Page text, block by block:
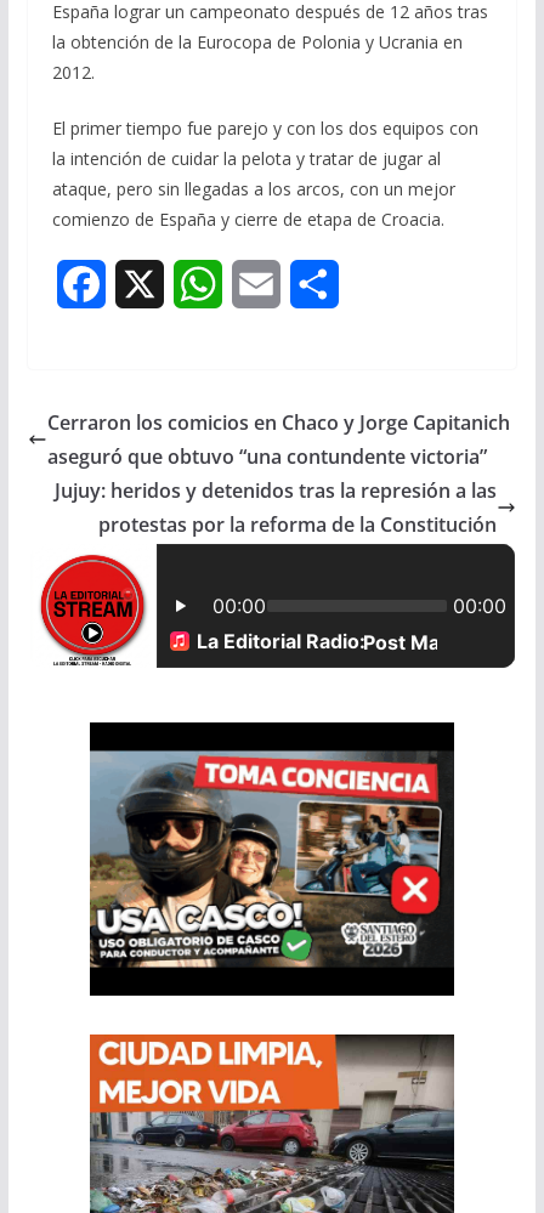
España lograr un campeonato después de 12 años tras
la obtención de la Eurocopa de Polonia y Ucrania en
2012.
El primer tiempo fue parejo y con los dos equipos con
la intención de cuidar la pelota y tratar de jugar al
ataque, pero sin llegadas a los arcos, con un mejor
comienzo de España y cierre de etapa de Croacia.
e
b
o
o
k
W
t
s
A
i
r
e
Cerraron los comicios en Chaco y Jorge Capitanich
aseguró que obtuvo “una contundente victoria”
Jujuy: heridos y detenidos tras la represión a las
protestas por la reforma de la Constitución